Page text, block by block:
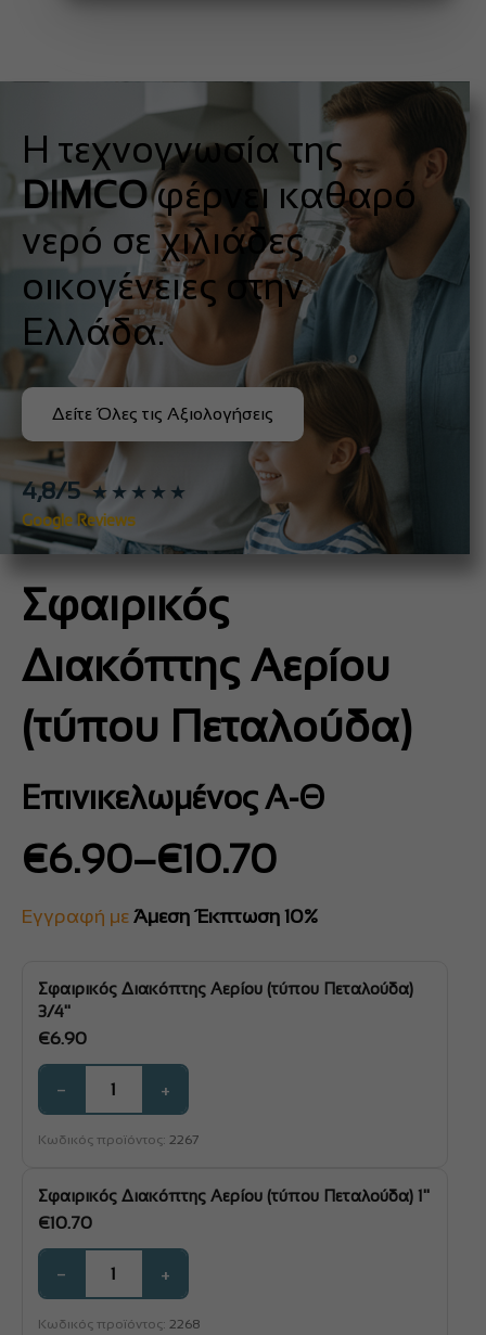
Η τεχνογνωσία της
DIMCOφέρνει καθαρό
νερό σε χιλιάδες
οικογένειες στην
Ελλάδα.
Δείτε Όλες τις Αξιολογήσεις
4,8/5 ★★★★★
Google Reviews
Σφαιρικός
Διακόπτης Αερίου
(τύπου Πεταλούδα)
Επινικελωμένος Α-Θ
€6.90–€10.70
Price
range:
€6.90
through
Εγγραφή με Άμεση Έκπτωση 10%
Σφαιρικός Διακόπτης Αερίου (τύπου Πεταλούδα)
3/4''
€6.90
− +
Κωδικός προϊόντος: 2267
Σφαιρικός Διακόπτης Αερίου (τύπου Πεταλούδα) 1"
€10.70
− +
Κωδικός προϊόντος: 2268